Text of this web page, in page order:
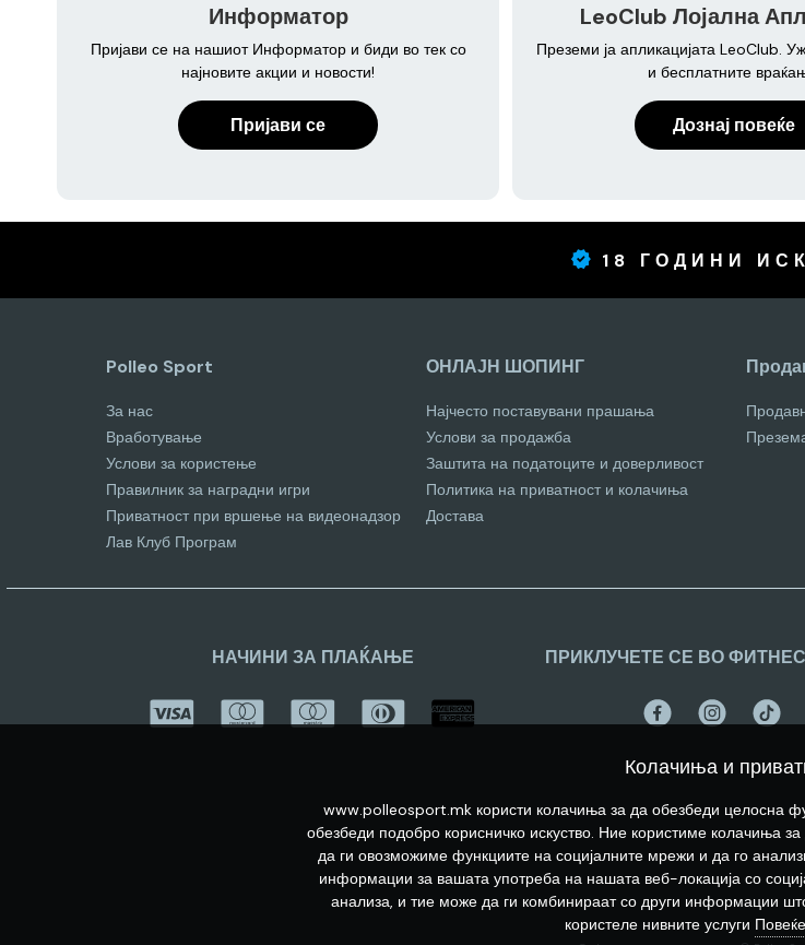
Информатор
Пријави се на нашиот Информатор и биди во тек со
најновите акции и новости!
Пријави се
LeoClub Лојална
Преземи ја апликацијата LeoClub.
и бесплатните
Дознај повеќе
18 ГОДИНИ
Polleo Sport
За нас
Вработување
Услови за користење
Правилник за наградни игри
Приватност при вршење на видеонадзор
Лав Клуб Програм
ОНЛАЈН ШОПИНГ
Најчесто поставувани прашања
Услови за продажба
Заштита на податоците и доверливост
Политика на приватност и колачиња
Достава
НАЧИНИ ЗА ПЛАЌАЊЕ ПРИКЛУЧЕТЕ СЕ ВО
Колачиња и
www.polleosport.mk користи колачиња за да обезбеди целосна
обезбеди подобро корисничко искуство. Ние користиме колачиња
да ги овозможиме функциите на социјалните мрежи и да го
информации за вашата употреба на нашата веб-локација со
анализа, и тие може да ги комбинираат со други информации
користеле нивните услуги